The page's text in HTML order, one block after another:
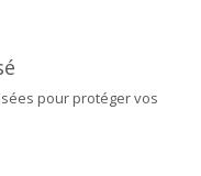
pour protéger vos